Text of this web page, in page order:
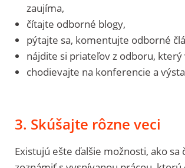
zaujíma,
čítajte odborné blogy,
pýtajte sa, komentujte odborné
nájdite si priateľov z odboru, který
chodievajte na konferencie a
3. Skúšajte rôzne veci
Existujú ešte ďalšie možnosti, ako sa